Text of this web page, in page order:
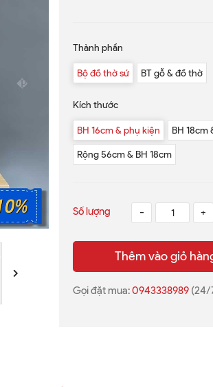
Thành phần
Bộ đồ thờ sứ BT gỗ & đồ thờ
Kích thước
BH 16cm & phụ kiện BH 18cm
Rộng 56cm & BH 18cm
Số lượng - +
Thêm vào giỏ
Gọi đặt mua:0943338989 (24/